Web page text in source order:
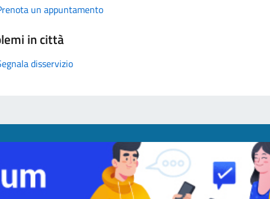
un appuntamento
in città
disservizio